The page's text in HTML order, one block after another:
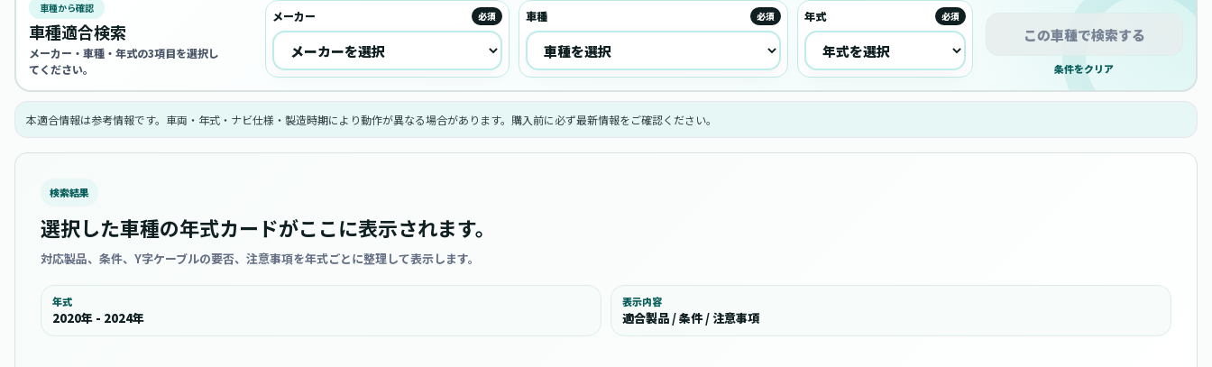
車種から確認
車種適合検索
メーカー・車種・年式の3項目を選択し
てください。
メーカー 必須 車種 必須 年式 必須
この車種で検索する
条件をクリア
本適合情報は参考情報です。車両・年式・ナビ仕様・製造時期により動作が異なる場合があります。購入前に必ず最新情報をご確認ください。
検索結果
選択した車種の年式カードがここに表示されます。
対応製品、条件、Y字ケーブルの要否、注意事項を年式ごとに整理して表示します。
年式
2020年 - 2024年
表示内容
適合製品 / 条件 / 注意事項